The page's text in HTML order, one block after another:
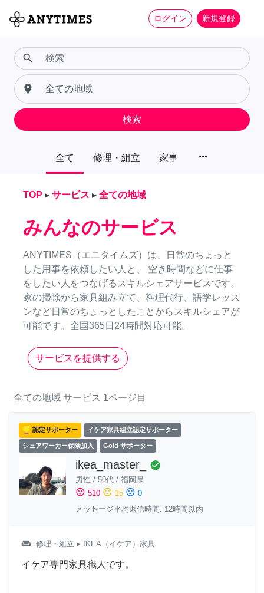
ログイン 新規登録
全て 修理・組立 家事 more_horiz
search
place
検索
TOP ▸ サービス ▸ 全ての地域
みんなのサービス
ANYTIMES（エニタイムズ）は、日常のちょっと
した用事を依頼したい人と、 空き時間などに仕事
をしたい人をつなげるスキルシェアサービスです。
家の掃除から家具組み立て、料理代行、語学レッス
ンなど日常のちょっとしたことからスキルシェアが
可能です。全国365日24時間対応可能。
サービスを提供する
全ての地域 サービス 1ページ目
認定サポーター イケア家具組立認定サポーター
シェアワーカー保険加入 Gold サポーター
ikea_master_ check_circle
男性 / 50代 / 福岡県
sentiment_satisfied 510 sentiment_neutral 15 sentiment_dissatisfied 0
メッセージ平均返信時間: 12時間以内
weekend 修理・組立 ▸ IKEA（イケア）家具
イケア専門家具職人です。